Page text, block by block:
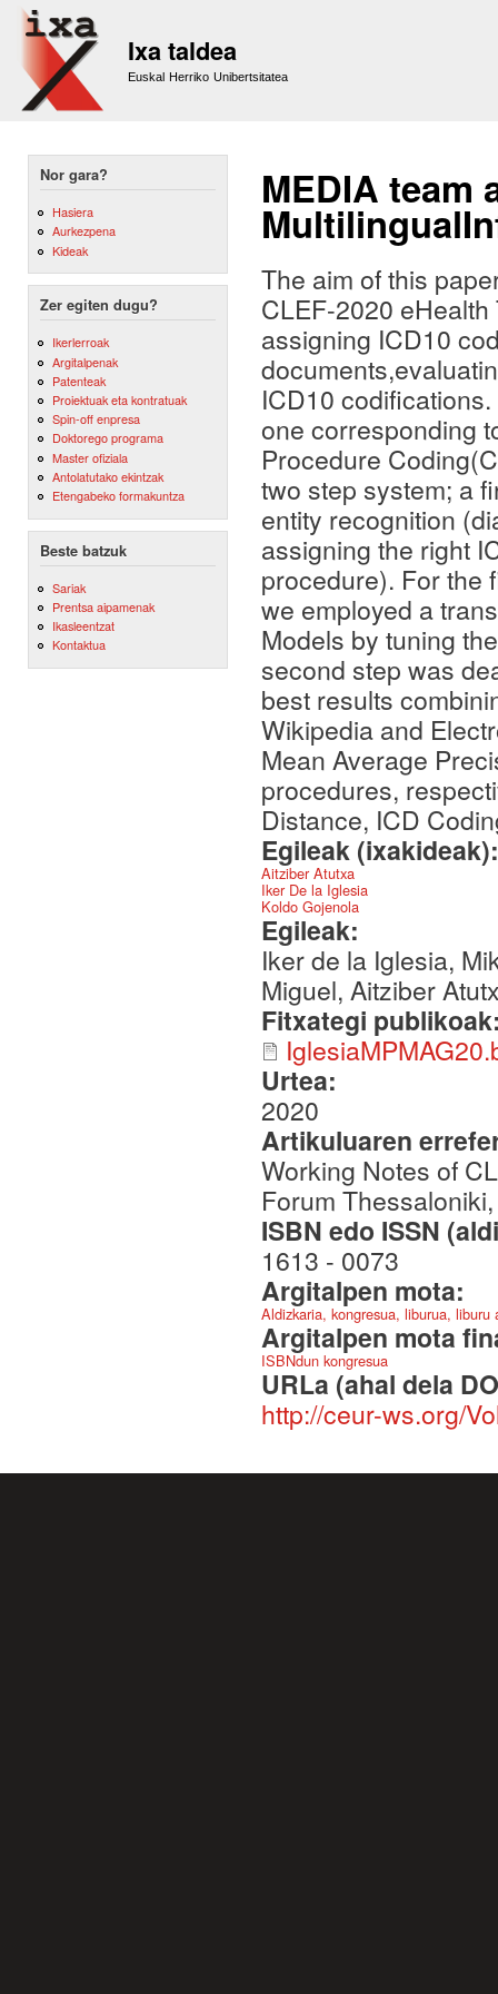
Ixa taldea
Euskal Herriko Unibertsitatea
Nor gara?
Hasiera
Aurkezpena
Kideak
Zer egiten dugu?
Ikerlerroak
Argitalpenak
Patenteak
Proiektuak eta kontratuak
Spin-off enpresa
Doktorego programa
Master ofiziala
Antolatutako ekintzak
Etengabeko formakuntza
Beste batzuk
Sariak
Prentsa aipamenak
Ikasleentzat
Kontaktua
MEDIA team
The aim of this
CLEF-2020
assigning ICD10
ICD10
one corresponding
Procedure
two step system; a
entity recognition
assigning the right
procedure). For the
we employed a
Models by tuning
second step was
best results
Wikipedia and
Mean Average
procedures,
Distance, ICD
Egileak
Aitziber Atutxa
Iker De la Iglesia
Koldo Gojenola
Egileak:
Iker de la Iglesia,
Miguel, Aitziber
Fitxategi
Urtea:
2020
Artikuluaren
Working Notes of
Forum
ISBN edo ISSN
1613 - 0073
Argitalpen mota:
Aldizkaria, kongresua, liburua,
Argitalpen mota
ISBNdun kongresua
URLa (ahal dela
http://ceur-ws.org/